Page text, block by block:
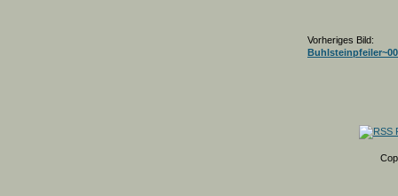
Vorheriges Bild: